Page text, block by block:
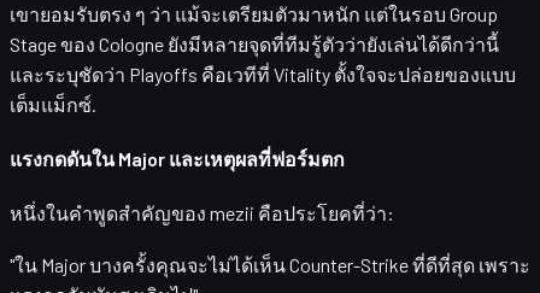
เขายอมรับตรง ๆ ว่า แม้จะเตรียมตัวมาหนัก แต่ในรอบ Group
Stage ของ Cologne ยังมีหลายจุดที่ทีมรู้ตัวว่ายังเล่นได้ดีกว่านี้
และระบุชัดว่า Playoffs คือเวทีที่ Vitality ตั้งใจจะปล่อยของแบบ
เต็มแม็กซ์.
แรงกดดันใน Major และเหตุผลที่ฟอร์มตก
หนึ่งในคำพูดสำคัญของ mezii คือประโยคที่ว่า:
"ใน Major บางครั้งคุณจะไม่ได้เห็น Counter-Strike ที่ดีที่สุด เพราะ